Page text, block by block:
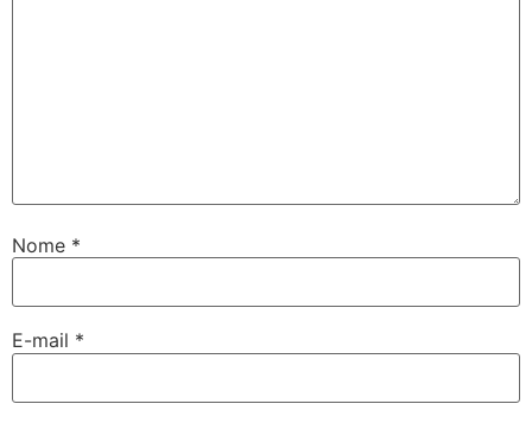
Nome *
E-mail *